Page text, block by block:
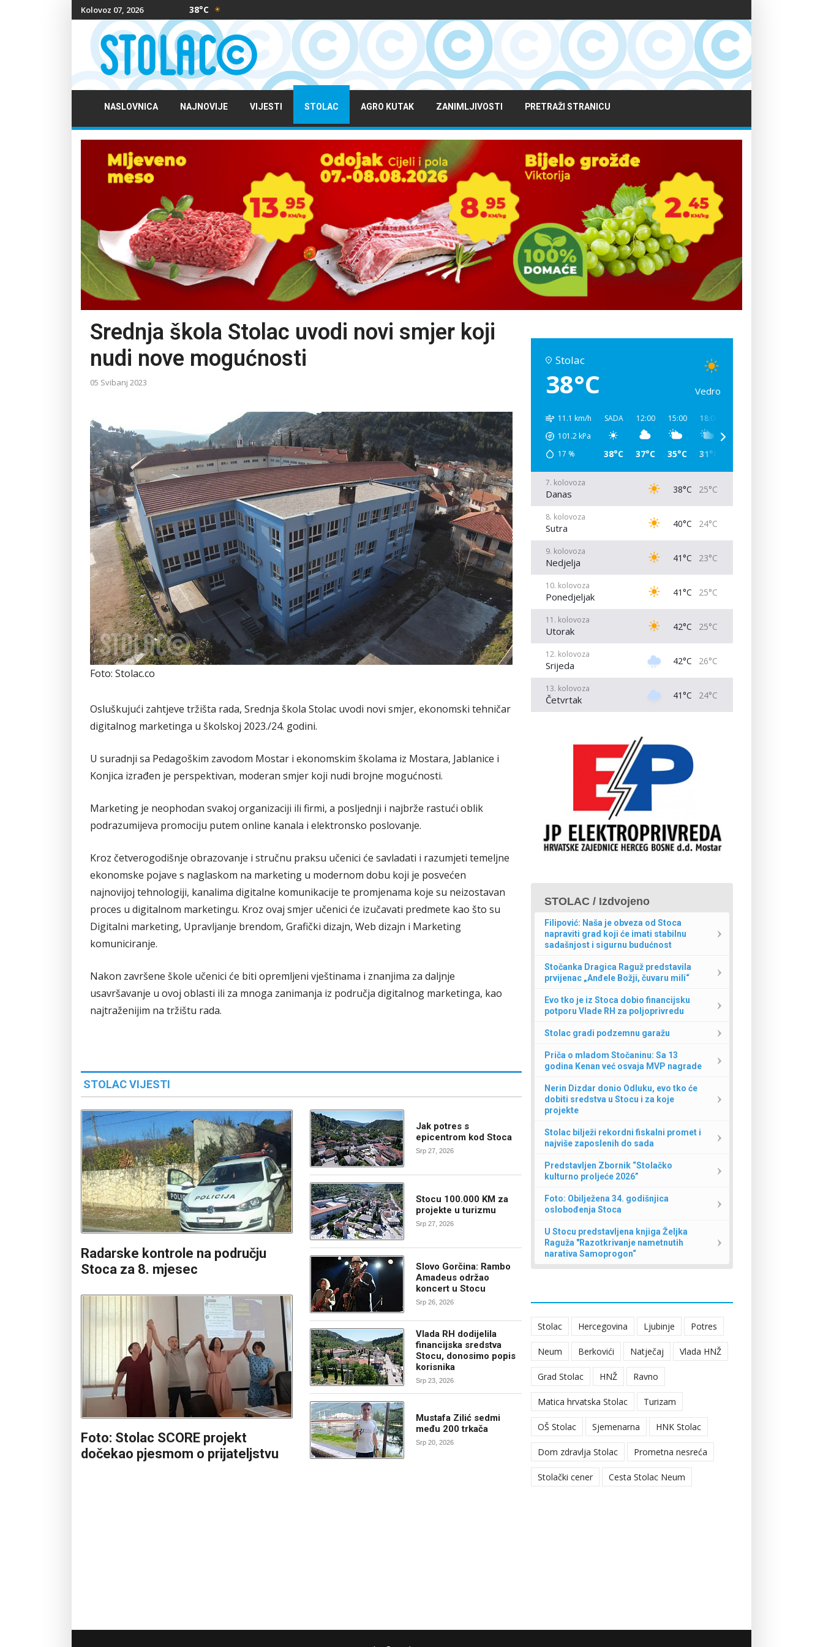
Kolovoz 07, 2026 38°C
NASLOVNICA NAJNOVIJE VIJESTI STOLAC AGRO KUTAK ZANIMLJIVOSTI PRETRAŽI STRANICU
Srednja škola Stolac uvodi novi smjer koji
nudi nove mogućnosti
05 Svibanj 2023
Foto: Stolac.co
Osluškujući zahtjeve tržišta rada, Srednja škola Stolac uvodi novi smjer, ekonomski tehničar
digitalnog marketinga u školskoj 2023./24. godini.
U suradnji sa Pedagoškim zavodom Mostar i ekonomskim školama iz Mostara, Jablanice i
Konjica izrađen je perspektivan, moderan smjer koji nudi brojne mogućnosti.
Marketing je neophodan svakoj organizaciji ili firmi, a posljednji i najbrže rastući oblik
podrazumijeva promociju putem online kanala i elektronsko poslovanje.
Kroz četverogodišnje obrazovanje i stručnu praksu učenici će savladati i razumjeti temeljne
ekonomske pojave s naglaskom na marketing u modernom dobu koji je posvećen
najnovijoj tehnologiji, kanalima digitalne komunikacije te promjenama koje su neizostavan
proces u digitalnom marketingu. Kroz ovaj smjer učenici će izučavati predmete kao što su
Digitalni marketing, Upravljanje brendom, Grafički dizajn, Web dizajn i Marketing
komuniciranje.
Nakon završene škole učenici će biti opremljeni vještinama i znanjima za daljnje
usavršavanje u ovoj oblasti ili za mnoga zanimanja iz područja digitalnog marketinga, kao
najtraženijim na tržištu rada.
STOLAC VIJESTI
Radarske kontrole na području
Stoca za 8. mjesec
Foto: Stolac SCORE projekt
dočekao pjesmom o prijateljstvu
Jak potres s
epicentrom kod Stoca
Srp 27, 2026
Stocu 100.000 KM za
projekte u turizmu
Srp 27, 2026
Slovo Gorčina: Rambo
Amadeus održao
koncert u Stocu
Srp 26, 2026
Vlada RH dodijelila
financijska sredstva
Stocu, donosimo popis
korisnika
Srp 23, 2026
Mustafa Zilić sedmi
među 200 trkača
Srp 20, 2026
Stolac
38°C Vedro
11.1 km/h
101.2kPa
17 %
SADA
38°C
12:00
37°C
15:00
35°C
18:00
31°C
7. kolovoza
Danas 38°C 25°C
8. kolovoza
Sutra 40°C 24°C
9. kolovoza
Nedjelja 41°C 23°C
10. kolovoza
Ponedjeljak 41°C 25°C
11. kolovoza
Utorak 42°C 25°C
12. kolovoza
Srijeda 42°C 26°C
13. kolovoza
Četvrtak 41°C 24°C
STOLAC / Izdvojeno
Filipović: Naša je obveza od Stoca
napraviti grad koji će imati stabilnu
sadašnjost i sigurnu budućnost
Stočanka Dragica Raguž predstavila
prvijenac „Anđele Božji, čuvaru mili“
Evo tko je iz Stoca dobio financijsku
potporu Vlade RH za poljoprivredu
Stolac gradi podzemnu garažu
Priča o mladom Stočaninu: Sa 13
godina Kenan već osvaja MVP nagrade
Nerin Dizdar donio Odluku, evo tko će
dobiti sredstva u Stocu i za koje
projekte
Stolac bilježi rekordni fiskalni promet i
najviše zaposlenih do sada
Predstavljen Zbornik “Stolačko
kulturno proljeće 2026”
Foto: Obilježena 34. godišnjica
oslobođenja Stoca
U Stocu predstavljena knjiga Željka
Raguža "Razotkrivanje nametnutih
narativa Samoprogon“
Stolac Hercegovina Ljubinje Potres
Neum Berkovići Natječaj Vlada HNŽ
Grad Stolac HNŽ Ravno
Matica hrvatska Stolac Turizam
OŠ Stolac Sjemenarna HNK Stolac
Dom zdravlja Stolac Prometna nesreća
Stolački cener Cesta Stolac Neum